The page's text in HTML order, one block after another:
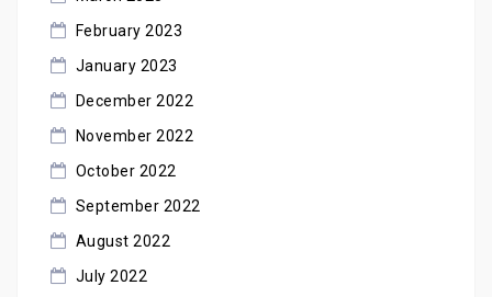
February 2023
January 2023
December 2022
November 2022
October 2022
September 2022
August 2022
July 2022